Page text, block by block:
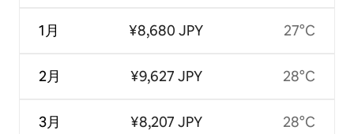
1月
2月
3月
¥8,680 JPY
¥9,627 JPY
¥8,207 JPY
27°C
28°C
28°C